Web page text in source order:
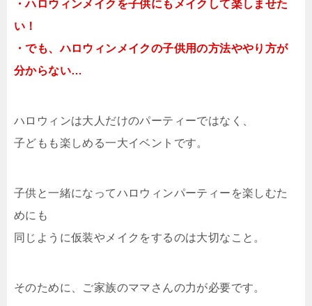
・ハロウィンメイクを子供にもメイクして楽しませた
い！
・でも、ハロウィンメイクの子供用の方法ややり方が
分からない…
ハロウィンは大人だけのパーティーではなく、
子どもも楽しめる一大イベントです。
子供と一緒になってハロウィンパーティーを楽しむた
めにも
同じように仮装やメイクをするのは大切なこと。
そのために、ご家族のママさんの力が必要です。